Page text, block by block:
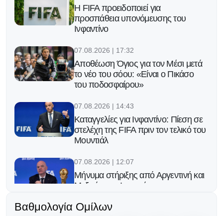
Η FIFA προειδοποιεί για
προσπάθεια υπονόμευσης του
Ινφαντίνο
07.08.2026 | 17:32
Αποθέωση Όγιος για τον Μέσι μετά
το νέο του σόου: «Είναι ο Πικάσο
του ποδοσφαίρου»
07.08.2026 | 14:43
Καταγγελίες για Ινφαντίνο: Πίεση σε
στελέχη της FIFA πριν τον τελικό του
Μουντιάλ
07.08.2026 | 12:07
Μήνυμα στήριξης από Αργεντινή και
Μεξικό στον Ινφαντίνο
06.08.2026 | 23:25
Βαθμολογία Ομίλων